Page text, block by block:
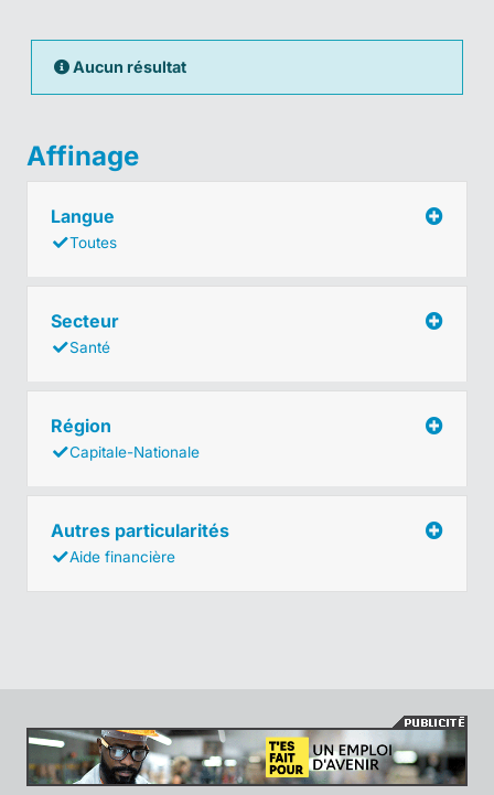
Aucun résultat
Affinage
Langue
Toutes
Secteur
Santé
Région
Capitale-Nationale
Autres particularités
Aide financière